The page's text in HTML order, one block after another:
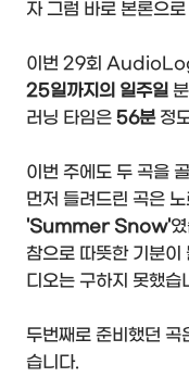
자 그럼 바로 본론으
이번 29회
25일까지의 일주일
러닝 타임은 56분정
이번 주에도 두 곡을
먼저 들려드린 곡은
'Summer Snow'
참으로 따뜻한 기분이
디오는 구하지 못했습
두번째로 준비했던
습니다.